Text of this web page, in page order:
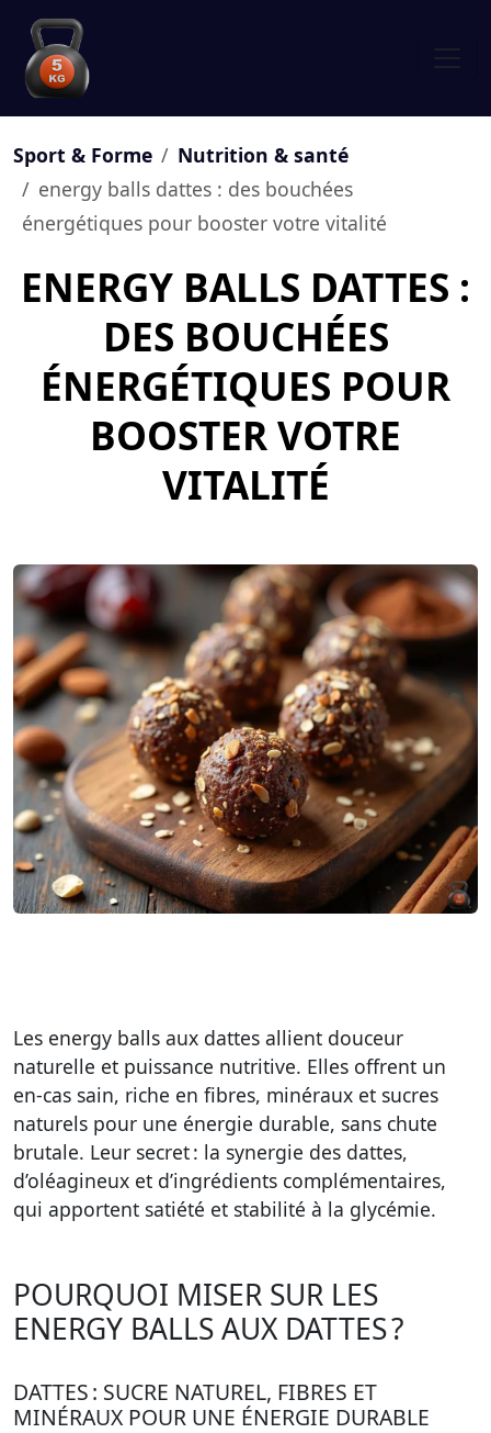
Sport & Forme
Nutrition & santé
energy balls dattes : des bouchées
énergétiques pour booster votre vitalité
ENERGY BALLS DATTES :
DES BOUCHÉES
ÉNERGÉTIQUES POUR
BOOSTER VOTRE
VITALITÉ
Les energy balls aux dattes allient douceur
naturelle et puissance nutritive. Elles offrent un
en-cas sain, riche en fibres, minéraux et sucres
naturels pour une énergie durable, sans chute
brutale. Leur secret : la synergie des dattes,
d’oléagineux et d’ingrédients complémentaires,
qui apportent satiété et stabilité à la glycémie.
POURQUOI MISER SUR LES
ENERGY BALLS AUX DATTES ?
DATTES : SUCRE NATUREL, FIBRES ET
MINÉRAUX POUR UNE ÉNERGIE DURABLE